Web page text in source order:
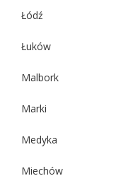
Łódź
Łuków
Malbork
Marki
Medyka
Miechów